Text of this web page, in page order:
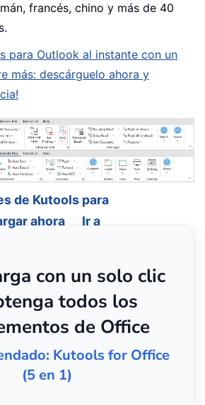
francés, chino y más de 40
para Outlook al instante con un
más: descárguelo ahora y
de Kutools para
ahora
Ir a
con un solo clic
todos los
de Office
Kutools for Office
(5 en 1)